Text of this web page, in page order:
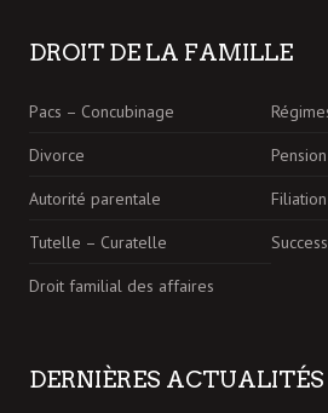
DROIT DE LA FAMILLE
Pacs – Concubinage
Divorce
Autorité parentale
Filiation
Tutelle – Curatelle
Droit familial des affaires
DERNIÈRES ACTUALITÉS